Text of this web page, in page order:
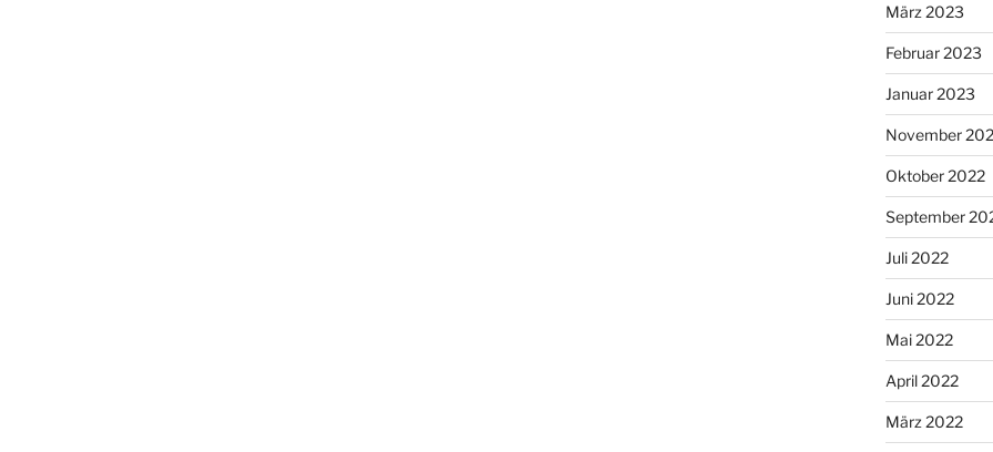
März 2023
Februar 2023
Januar 2023
November
Oktober 2022
September
Juli 2022
Juni 2022
Mai 2022
April 2022
März 2022